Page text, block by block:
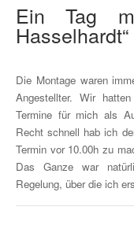
Ein Tag
Hasselhardt“
Die Montage waren
Angestellter. Wir
Termine für mich als
Recht schnell hab ich
Termin vor 10.00h zu
Das Ganze war
Regelung, über die ich